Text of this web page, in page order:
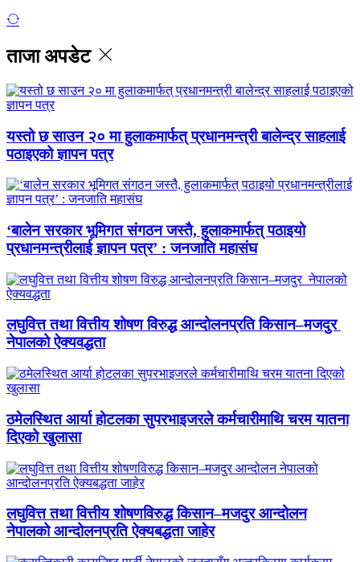
ताजा अपडेट
यस्तो छ साउन २० मा हुलाकमार्फत् प्रधानमन्त्री बालेन्द्र साहलाई
पठाइएको ज्ञापन पत्र
‘बालेन सरकार भूमिगत संगठन जस्तै, हुलाकमार्फत् पठाइयो
प्रधानमन्त्रीलाई ज्ञापन पत्र’ : जनजाति महासंघ
लघुवित्त तथा वित्तीय शोषण विरुद्ध आन्दोलनप्रति किसान–मजदुर
नेपालको ऐक्यवद्धता
ठमेलस्थित आर्या होटलका सुपरभाइजरले कर्मचारीमाथि चरम यातना
दिएको खुलासा
लघुवित्त तथा वित्तीय शोषणविरुद्ध किसान–मजदुर आन्दोलन
नेपालको आन्दोलनप्रति ऐक्यबद्धता जाहेर